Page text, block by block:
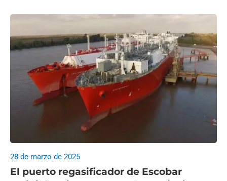
El puerto regasificador de Escobar
28 de marzo de 2025